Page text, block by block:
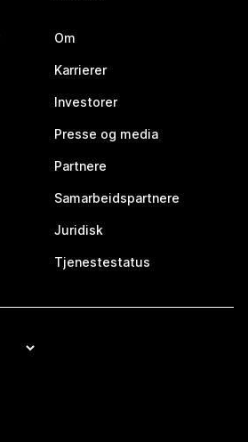
Om
Karrierer
Investorer
Presse og media
Partnere
Samarbeidspartnere
Juridisk
Tjenestestatus